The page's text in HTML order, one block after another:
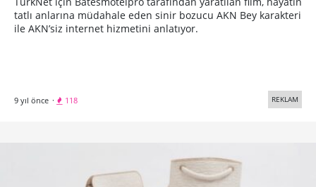
tatlı anlarına müdahale eden sinir bozucu AKN Bey karakteri
ile AKN’siz internet hizmetini anlatıyor.
9 yıl önce · 118 REKLAM